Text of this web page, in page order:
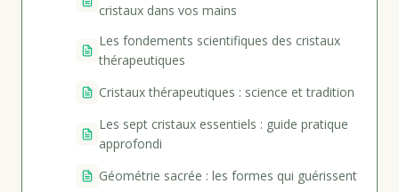
cristaux dans vos mains
Les fondements scientifiques des cristaux
thérapeutiques
Cristaux thérapeutiques : science et tradition
Les sept cristaux essentiels : guide pratique
approfondi
Géométrie sacrée : les formes qui guérissent